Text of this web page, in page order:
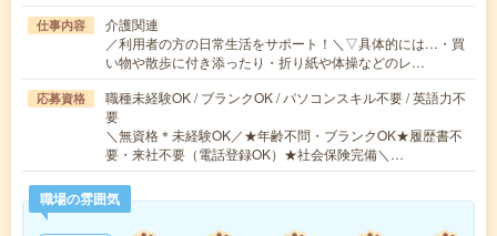
仕事内容
介護関連
／利用者の方の日常生活をサポート！＼▽具体的には…・買
い物や散歩に付き添ったり・折り紙や体操などのレ…
応募資格
職種未経験OK / ブランクOK / パソコンスキル不要 / 英語力不
要
＼無資格＊未経験OK／★年齢不問・ブランクOK★履歴書不
要・来社不要（電話登録OK）★社会保険完備＼…
職場の雰囲気